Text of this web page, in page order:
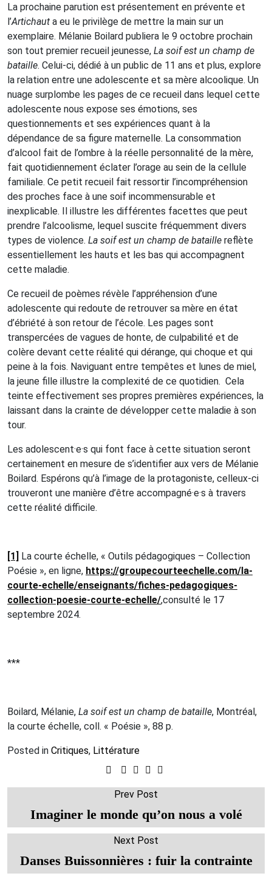
La prochaine parution est présentement en prévente et
l’Artichaut a eu le privilège de mettre la main sur un
exemplaire. Mélanie Boilard publiera le 9 octobre prochain
son tout premier recueil jeunesse, La soif est un champ de
bataille. Celui-ci, dédié à un public de 11 ans et plus, explore
la relation entre une adolescente et sa mère alcoolique. Un
nuage surplombe les pages de ce recueil dans lequel cette
adolescente nous expose ses émotions, ses
questionnements et ses expériences quant à la
dépendance de sa figure maternelle. La consommation
d’alcool fait de l’ombre à la réelle personnalité de la mère,
fait quotidiennement éclater l’orage au sein de la cellule
familiale. Ce petit recueil fait ressortir l’incompréhension
des proches face à une soif incommensurable et
inexplicable. Il illustre les différentes facettes que peut
prendre l’alcoolisme, lequel suscite fréquemment divers
types de violence. La soif est un champ de bataille reflète
essentiellement les hauts et les bas qui accompagnent
cette maladie.
Ce recueil de poèmes révèle l’appréhension d’une
adolescente qui redoute de retrouver sa mère en état
d’ébriété à son retour de l’école. Les pages sont
transpercées de vagues de honte, de culpabilité et de
colère devant cette réalité qui dérange, qui choque et qui
peine à la fois. Naviguant entre tempêtes et lunes de miel,
la jeune fille illustre la complexité de ce quotidien. Cela
teinte effectivement ses propres premières expériences, la
laissant dans la crainte de développer cette maladie à son
tour.
Les adolescent·e·s qui font face à cette situation seront
certainement en mesure de s’identifier aux vers de Mélanie
Boilard. Espérons qu’à l’image de la protagoniste, celleux-ci
trouveront une manière d’être accompagné·e·s à travers
cette réalité difficile.
[1] La courte échelle, « Outils pédagogiques – Collection
Poésie », en ligne, https://groupecourteechelle.com/la-
courte-echelle/enseignants/fiches-pedagogiques-
collection-poesie-courte-echelle/,consulté le 17
septembre 2024.
***
Boilard, Mélanie, La soif est un champ de bataille, Montréal,
la courte échelle, coll. « Poésie », 88 p.
Posted in Critiques, Littérature
Prev Post
Imaginer le monde qu’on nous a volé
Next Post
Danses Buissonnières : fuir la contrainte